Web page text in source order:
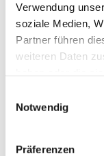
Verwendung
soziale Medien,
Partner führen
weiteren Daten
Notwendig
Präferenzen